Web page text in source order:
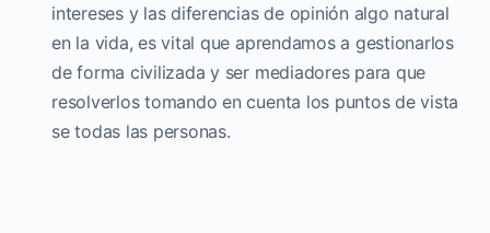
intereses y las diferencias de opinión algo natural
en la vida, es vital que aprendamos a gestionarlos
de forma civilizada y ser mediadores para que
resolverlos tomando en cuenta los puntos de vista
se todas las personas.